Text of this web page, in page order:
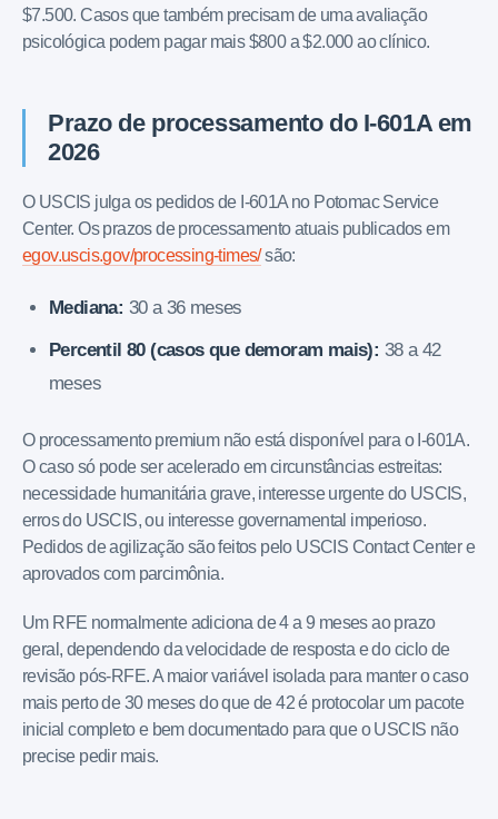
$7.500. Casos que também precisam de uma avaliação
psicológica podem pagar mais $800 a $2.000 ao clínico.
Prazo de processamento do I-601A em
2026
O USCIS julga os pedidos de I-601A no Potomac Service
Center. Os prazos de processamento atuais publicados em
egov.uscis.gov/processing-times/são:
Mediana: 30 a 36 meses
Percentil 80 (casos que demoram mais): 38 a 42
meses
O processamento premium não está disponível para o I-601A.
O caso só pode ser acelerado em circunstâncias estreitas:
necessidade humanitária grave, interesse urgente do USCIS,
erros do USCIS, ou interesse governamental imperioso.
Pedidos de agilização são feitos pelo USCIS Contact Center e
aprovados com parcimônia.
Um RFE normalmente adiciona de 4 a 9 meses ao prazo
geral, dependendo da velocidade de resposta e do ciclo de
revisão pós-RFE. A maior variável isolada para manter o caso
mais perto de 30 meses do que de 42 é protocolar um pacote
inicial completo e bem documentado para que o USCIS não
precise pedir mais.